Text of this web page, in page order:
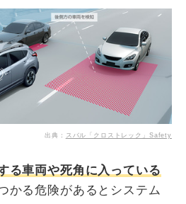
出典： スバル「クロストレック」Safety
る車両や死角に入っている
かる危険があるとシステム